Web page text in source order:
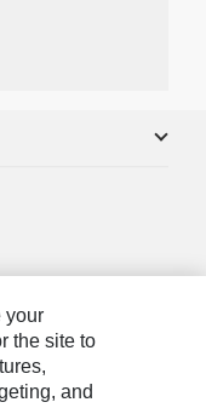
your
the site to
and